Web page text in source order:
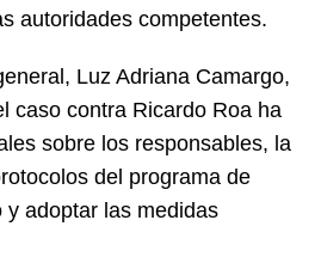
autoridades competentes.
Luz Adriana Camargo,
caso contra Ricardo Roa ha
sobre los responsables, la
del programa de
adoptar las medidas